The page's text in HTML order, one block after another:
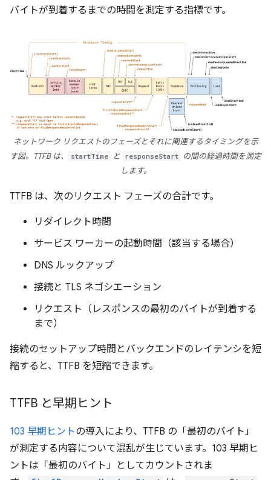
バイトが到着するまでの時間を測定する指標です。
ネットワーク リクエストのフェーズとそれに関連するタイミングを示
す図。TTFB は、
startTime と responseStart の間の経過時間を測定
します。
TTFB は、次のリクエスト フェーズの合計です。
リダイレクト時間
サービス ワーカーの起動時間（該当する場合）
DNS ルックアップ
接続と TLS ネゴシエーション
リクエスト（レスポンスの最初のバイトが到着する
まで）
接続のセットアップ時間とバックエンドのレイテンシを短
縮すると、TTFB を短縮できます。
TTFB と早期ヒント
103 早期ヒントの導入により、TTFB の「最初のバイト」
が測定する内容について混乱が生じています。103 早期ヒ
ントは「最初のバイト」としてカウントされま